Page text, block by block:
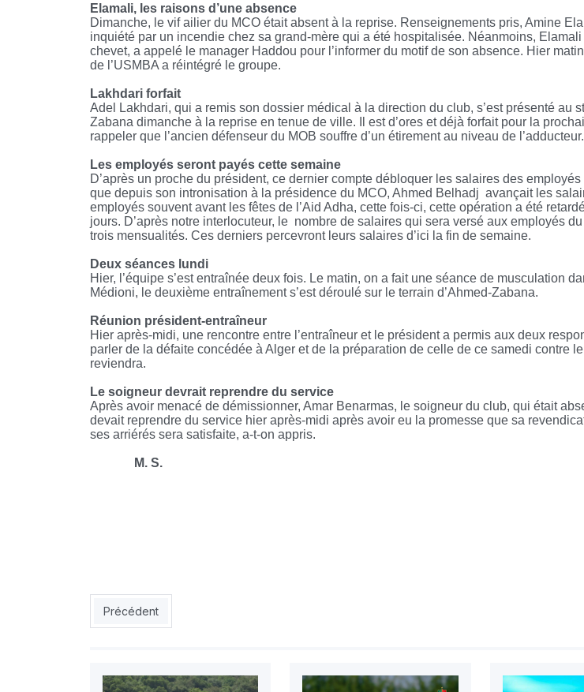
Elamali, les raisons d’une absence
Dimanche, le vif ailier du MCO était absent à la reprise. Renseignements pris, Amine
inquiété par un incendie chez sa grand-mère qui a été hospitalisée. Néanmoins,
chevet, a appelé le manager Haddou pour l’informer du motif de son absence. Hier
de l’USMBA a réintégré le groupe.
Lakhdari forfait
Adel Lakhdari, qui a remis son dossier médical à la direction du club, s’est présenté au
Zabana dimanche à la reprise en tenue de ville. Il est d’ores et déjà forfait pour la
rappeler que l’ancien défenseur du MOB souffre d’un étirement au niveau de l’adducteur.
Les employés seront payés cette semaine
D’après un proche du président, ce dernier compte débloquer les salaires des
que depuis son intronisation à la présidence du MCO, Ahmed Belhadj avançait les
employés souvent avant les fêtes de l’Aid Adha, cette fois-ci, cette opération a été
jours. D’après notre interlocuteur, le nombre de salaires qui sera versé aux employés
trois mensualités. Ces derniers percevront leurs salaires d’ici la fin de semaine.
Deux séances lundi
Hier, l’équipe s’est entraînée deux fois. Le matin, on a fait une séance de musculation
Médioni, le deuxième entraînement s’est déroulé sur le terrain d’Ahmed-Zabana.
Réunion président-entraîneur
Hier après-midi, une rencontre entre l’entraîneur et le président a permis aux deux
parler de la défaite concédée à Alger et de la préparation de celle de ce samedi contre
reviendra.
Le soigneur devrait reprendre du service
Après avoir menacé de démissionner, Amar Benarmas, le soigneur du club, qui était
devait reprendre du service hier après-midi après avoir eu la promesse que sa
ses arriérés sera satisfaite, a-t-on appris.
M. S.
Article précédent : USMH : La reprise avec un moral au plus bas
Précédent